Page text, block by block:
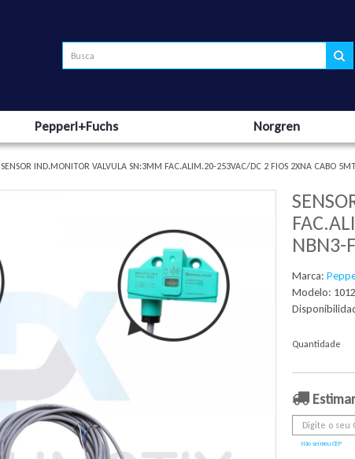
Pepperl+Fuchs Norgren
SENSOR IND.MONITOR VALVULA SN:3MM FAC.ALIM.20-253VAC/DC 2 FIOS 2XNA CABO
NBN3-
Marca:
Modelo:
Quantidade
Não sei meu CEP